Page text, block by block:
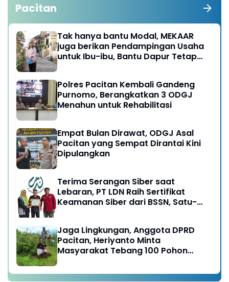
Pacitan
Tak hanya bantu Modal, MEKAAR
juga berikan Pendampingan Usaha
untuk Ibu-ibu, Bantu Dapur Tetap
Polres Pacitan Kembali Gandeng
Purnomo, Berangkatkan 3 ODGJ
Menahun untuk Rehabilitasi
Empat Bulan Dirawat, ODGJ Asal
Pacitan yang Sempat Dirantai Kini
Dipulangkan
Terima Serangan Siber saat
Lebaran, PT LDN Raih Sertifikat
Keamanan Siber dari BSSN, Satu-
Jaga Lingkungan, Anggota DPRD
Pacitan, Heriyanto Minta
Masyarakat Tebang 100 Pohon